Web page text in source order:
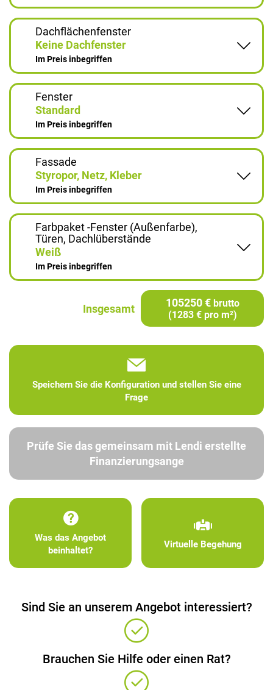
Dachflächenfenster
Keine Dachfenster
Im Preis inbegriffen
Fenster
Standard
Im Preis inbegriffen
Fassade
Styropor, Netz, Kleber
Im Preis inbegriffen
Farbpaket -Fenster (Außenfarbe),
Türen, Dachlüberstände
Weiß
Im Preis inbegriffen
Insgesamt 105250 € brutto
(1283 € pro m²)
Speichern Sie die Konfiguration und stellen Sie eine
Frage
Prüfe Sie das gemeinsam mit Lendi erstellte
Finanzierungsange
Was das Angebot
beinhaltet?
Virtuelle Begehung
Sind Sie an unserem Angebot interessiert?
Brauchen Sie Hilfe oder einen Rat?